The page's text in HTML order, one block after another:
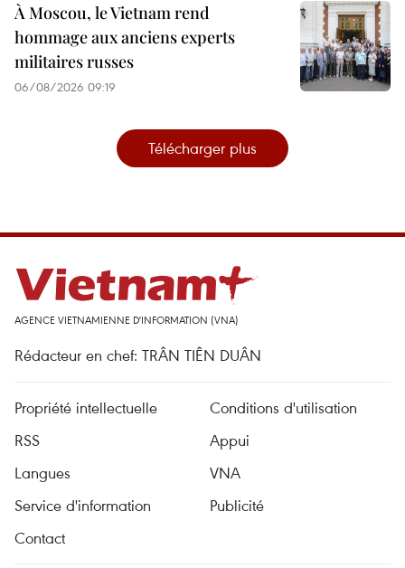
À Moscou, le Vietnam rend
hommage aux anciens experts
militaires russes
06/08/2026 09:19
Télécharger plus
AGENCE VIETNAMIENNE D'INFORMATION (VNA)
Rédacteur en chef: TRÂN TIÊN DUÂN
Propriété intellectuelle
Conditions d'utilisation
RSS
Appui
Langues
VNA
Service d'information
Publicité
Contact